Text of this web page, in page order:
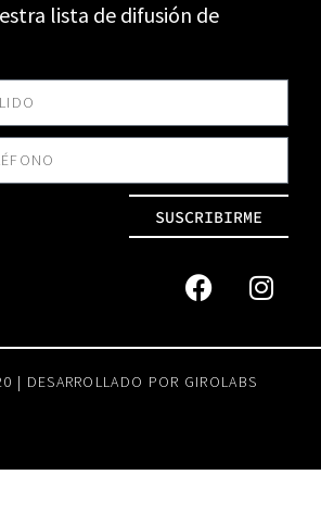
lista de difusión de
SUSCRIBIRME
| DESARROLLADO POR GIROLABS